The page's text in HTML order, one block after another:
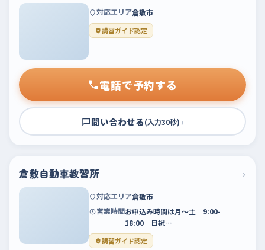
対応エリア倉敷市
講習ガイド認定
電話で予約する
問い合わせる(入力30秒) ›
倉敷自動車教習所 ›
対応エリア倉敷市
営業時間お申込み時間は月～土 9:00-
18:00 日祝…
講習ガイド認定